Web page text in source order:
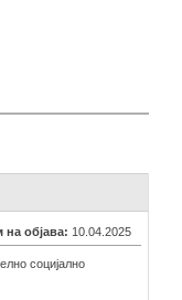
на објава: 10.04.2025
социјално